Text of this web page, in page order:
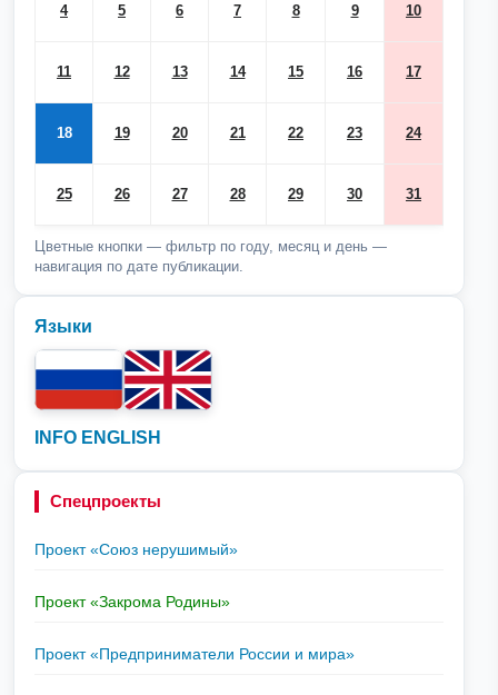
4 5 6 7 8 9 10
11 12 13 14 15 16 17
18 19 20 21 22 23 24
25 26 27 28 29 30 31
Цветные кнопки — фильтр по году, месяц и день —
навигация по дате публикации.
Языки
INFO ENGLISH
Спецпроекты
Проект «Союз нерушимый»
Проект «Закрома Родины»
Проект «Предприниматели России и мира»